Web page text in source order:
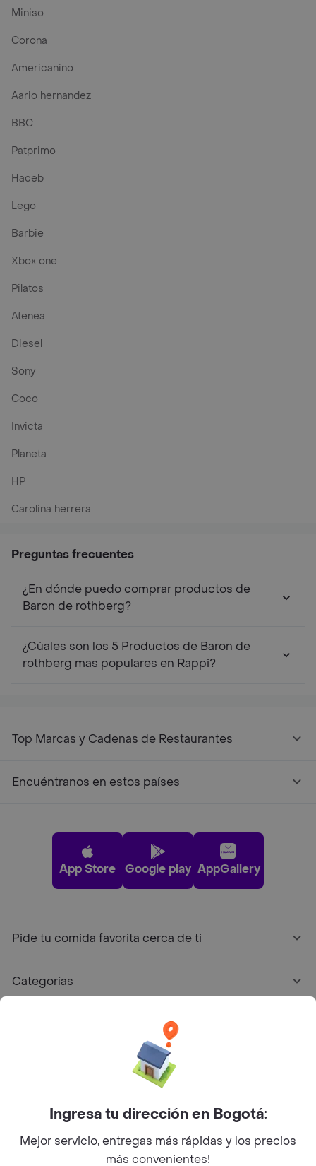
Miniso
Corona
Americanino
Aario hernandez
BBC
Patprimo
Haceb
Lego
Barbie
Xbox one
Pilatos
Atenea
Diesel
Sony
Coco
Invicta
Planeta
HP
Carolina herrera
Preguntas frecuentes
¿En dónde puedo comprar productos de
Baron de rothberg?
¿Cúales son los 5 Productos de Baron de
rothberg mas populares en Rappi?
Top Marcas y Cadenas de Restaurantes
Encuéntranos en estos países
App Store Google play AppGallery
Pide tu comida favorita cerca de ti
Categorías
Facebook
Twitter
Instagram
©2026Rappi Inc. All rights reserved.
Ingresa tu dirección en Bogotá:
Mejor servicio, entregas más rápidas y los precios
más convenientes!